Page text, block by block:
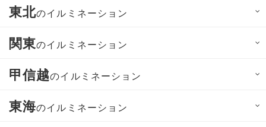
東北のイルミネーション
関東のイルミネーション
甲信越のイルミネーション
東海のイルミネーション